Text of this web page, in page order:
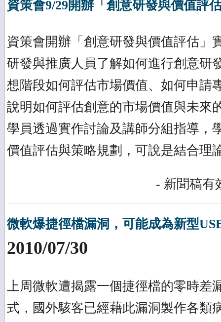
資策會9/29開辦「創意研發與價值評
資策會開辦「創意研發與價值評估」
研發與推廣人員了解如何進行創意研
想階段如何評估市場價值、如何申請
說明如何評估創意的市場價值與未來
學員透過實作討論及講師分組指導，
價值評估與策略規劃，可說是結合理
- 新聞稿有
微軟爆捷徑檔漏洞，可能成為新型
2010/07/30
上周微軟遭揭露一個捷徑檔的零時差
式，國外駭客已經藉此漏洞製作各類